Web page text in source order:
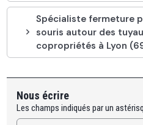
Spécialiste fermeture
souris autour des
copropriétés à Lyon
Nous écrire
Les champs indiqués par un